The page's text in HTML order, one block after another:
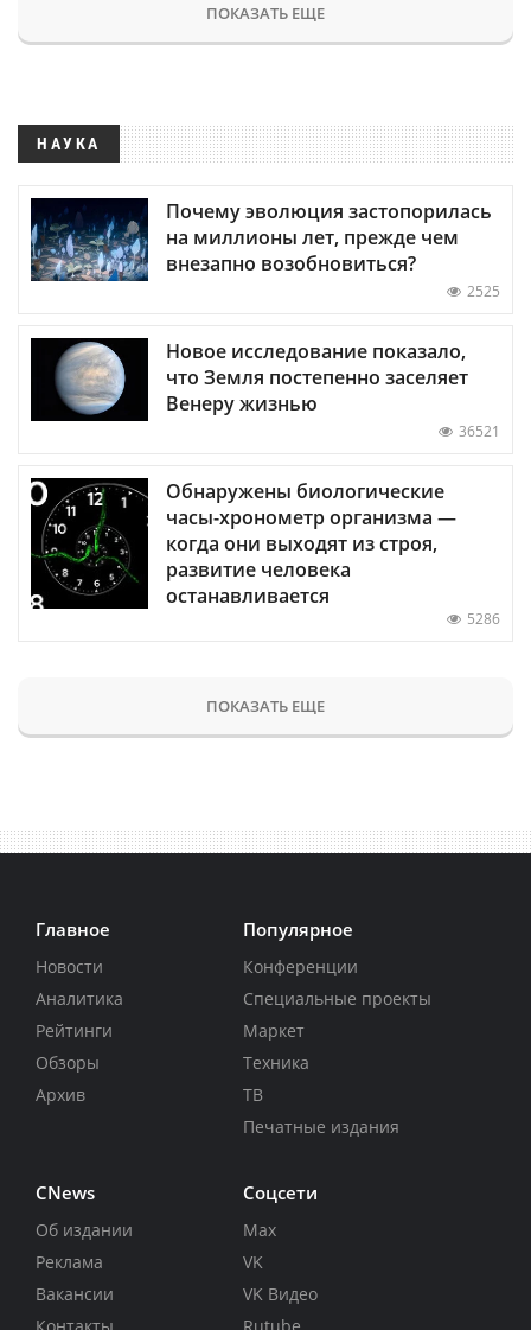
ПОКАЗАТЬ ЕЩЕ
НАУКА
Почему эволюция застопорилась
на миллионы лет, прежде чем
внезапно возобновиться?
2525
Новое исследование показало,
что Земля постепенно заселяет
Венеру жизнью
36521
Обнаружены биологические
часы-хронометр организма —
когда они выходят из строя,
развитие человека
останавливается
5286
ПОКАЗАТЬ ЕЩЕ
Главное
Новости
Аналитика
Рейтинги
Обзоры
Архив
Популярное
Конференции
Специальные проекты
Маркет
Техника
ТВ
Печатные издания
CNews
Об издании
Реклама
Вакансии
Соцсети
Max
VK
VK Видео